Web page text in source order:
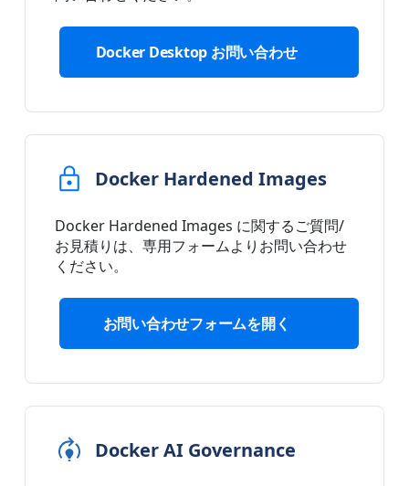
Docker Desktop お問い合わせ
Docker Hardened Images
Docker Hardened Images に関するご質問/
お見積りは、専用フォームよりお問い合わせ
ください。
お問い合わせフォームを開く
Docker AI Governance